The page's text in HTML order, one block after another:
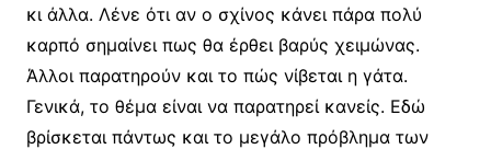
κι άλλα. Λένε ότι αν ο σχίνος κάνει πάρα πολύ
καρπό σημαίνει πως θα έρθει βαρύς χειμώνας.
Άλλοι παρατηρούν και το πώς νίβεται η γάτα.
Γενικά, το θέμα είναι να παρατηρεί κανείς. Εδώ
βρίσκεται πάντως και το μεγάλο πρόβλημα των